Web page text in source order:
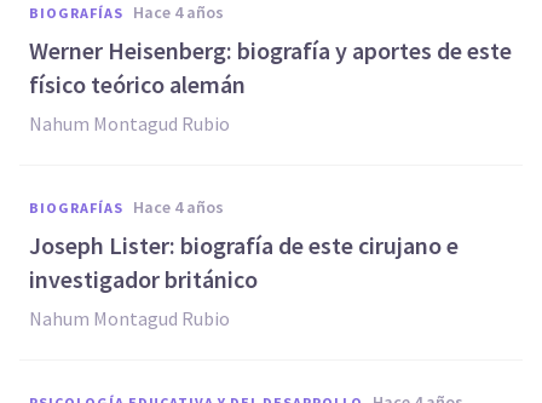
BIOGRAFÍAS hace 4 años
Werner Heisenberg: biografía y aportes de este
físico teórico alemán
Nahum Montagud Rubio
BIOGRAFÍAS hace 4 años
Joseph Lister: biografía de este cirujano e
investigador británico
Nahum Montagud Rubio